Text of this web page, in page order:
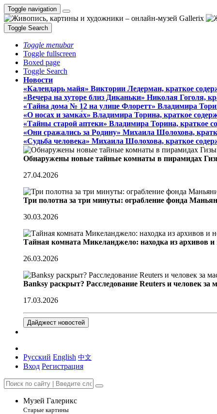
Toggle navigation
Toggle Search
Toggle menubar
Toggle fullscreen
Boxed page
Toggle Search
Новости
«Календарь майя» Виктории Ледерман, краткое
«Вечера на хуторе близ Диканьки» Николая Гоголя,
«Тайна дома № 12 на улице Флоретт» Владимира
«О носах и замка́х» Владимира Торина, краткое
«Тайны старой аптеки» Владимира Торина, краткое
«Они сражались за Родину» Михаила Шолохова,
«Судьба человека» Михаила Шолохова, краткое
Обнаружены новые тайные комнаты в пирамидах
27.04.2026
Три полотна за три минуты: ограбление фонда
30.03.2026
Тайная комната Микеланджело: находка из архивов
26.03.2026
Banksy раскрыт? Расследование Reuters и человек за
17.03.2026
Дайджест новостей
Русский English 中文
Вход Регистрация
Музей Галерикс
Старые картины